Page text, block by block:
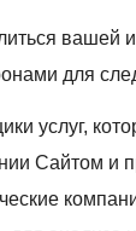
вашей
для
услуг,
Сайтом и